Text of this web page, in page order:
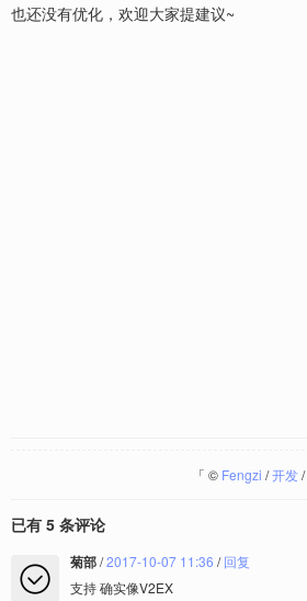
也还没有优化，欢迎大家提建议~
「 © Fengzi /开发/
已有 5 条评论
菊部/2017-10-07 11:36 /回复
支持 确实像V2EX